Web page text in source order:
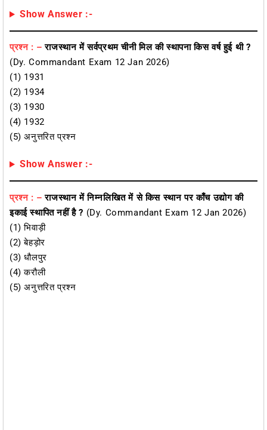
Show Answer :-
प्रश्न : – राजस्थान में सर्वप्रथम चीनी मिल की स्थापना किस वर्ष हुई थी ?
(Dy. Commandant Exam 12 Jan 2026)
(1) 1931
(2) 1934
(3) 1930
(4) 1932
(5) अनुत्तरित प्रश्न
Show Answer :-
प्रश्न : – राजस्थान में निम्नलिखित में से किस स्थान पर काँच उद्योग की
इकाई स्थापित नहीं है ? (Dy. Commandant Exam 12 Jan 2026)
(1) भिवाड़ी
(2) बेहड़ोर
(3) धौलपुर
(4) करौली
(5) अनुत्तरित प्रश्न